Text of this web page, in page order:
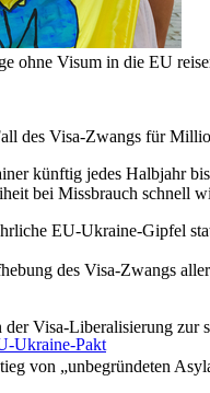
ohne Visum in die EU
des Visa-Zwangs für
künftig jedes Halbjahr
bei Missbrauch schnell
EU-Ukraine-Gipfel
des Visa-Zwangs
Ukraine-Pakt
Visa-Liberalisierung
von „unbegründeten